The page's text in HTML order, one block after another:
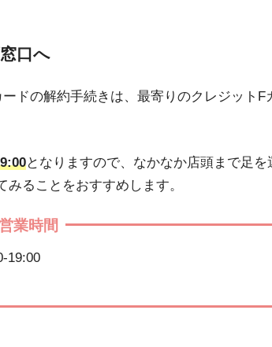
口へ
ドの解約手続きは、最寄りのクレジットF
となりますので、なかなか店頭まで足
みることをおすすめします。
業時間
19:00